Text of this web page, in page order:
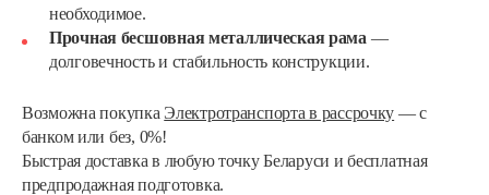
необходимое.
Прочная бесшовная металлическая рама —
долговечность и стабильность конструкции.
Возможна покупка Электротранспорта в рассрочку — с
банком или без, 0%!
Быстрая доставка в любую точку Беларуси и бесплатная
предпродажная подготовка.